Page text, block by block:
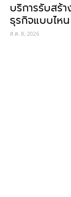
บริการรับสร้
ธุรกิจแบบไห
ส.ค. 8, 2026